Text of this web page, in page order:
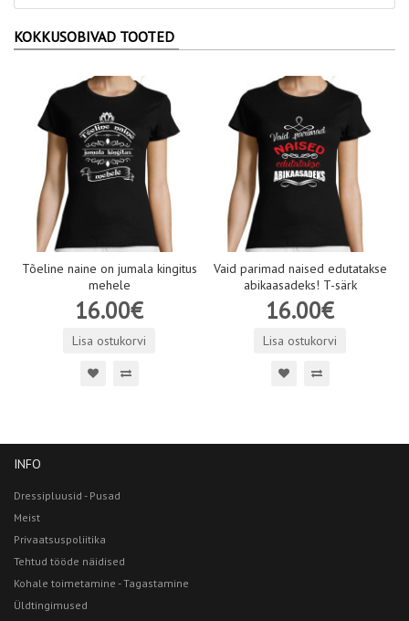
KOKKUSOBIVAD TOOTED
Tõeline naine on jumala kingitus
mehele
16.00€
Lisa ostukorvi
Vaid parimad naised edutatakse
abikaasadeks! T-särk
16.00€
Lisa ostukorvi
INFO
Dressipluusid - Pusad
Meist
Privaatsuspoliitika
Tehtud tööde näidised
Kohale toimetamine - Tagastamine
Üldtingimused